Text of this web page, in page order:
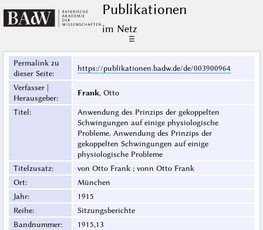
Publikationen
im Netz
☰
Permalink zu
dieser Seite:
https://publikationen.badw.de/de/003900964
Verfasser |
Herausgeber:
Frank, Otto
Titel:
Anwendung des Prinzips der gekoppelten
Schwingungen auf einige physiologische
Probleme. Anwendung des Prinzips der
gekoppelten Schwingungen auf einige
physiologische Probleme
Titelzusatz:
von Otto Frank ; vonn Otto Frank
Ort:
München
Jahr:
1915
Reihe:
Sitzungsberichte
Bandnummer:
1915,13